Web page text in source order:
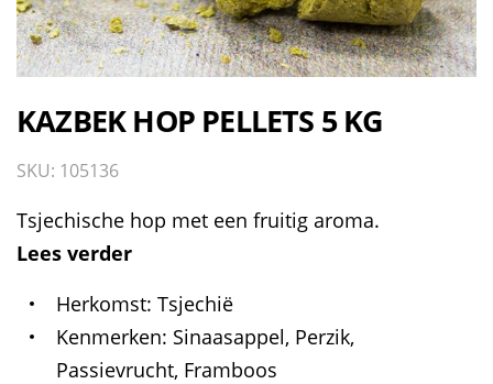
KAZBEK HOP PELLETS 5 KG
SKU: 105136
Tsjechische hop met een fruitig aroma.
Lees verder
Herkomst Tsjechië
Kenmerken Sinaasappel, Perzik,
Passievrucht, Framboos